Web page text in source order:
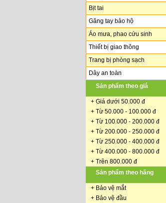
Bịt tai
Găng tay bảo hộ
Áo mưa, phao cứu sinh
Thiết bị giao thông
Trang bị phòng sạch
Dây an toàn
Sản phẩm theo giá
+ Giá dưới 50.000 đ
+ Từ 50.000 - 100.000 đ
+ Từ 100.000 - 200.000 đ
+ Từ 200.000 - 250.000 đ
+ Từ 250.000 - 400.000 đ
+ Từ 400.000 - 800.000 đ
+ Trên 800.000 đ
Sản phẩm theo hãng
+ Bảo vệ mắt
+ Bảo vệ đầu